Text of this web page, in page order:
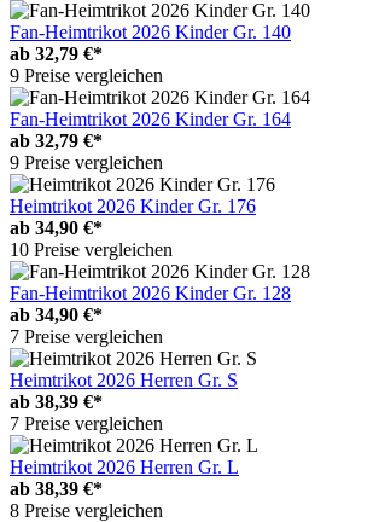
Fan-Heimtrikot 2026 Kinder Gr. 140
ab 32,79 €*
9 Preise vergleichen
Fan-Heimtrikot 2026 Kinder Gr. 164
ab 32,79 €*
9 Preise vergleichen
Heimtrikot 2026 Kinder Gr. 176
ab 34,90 €*
10 Preise vergleichen
Fan-Heimtrikot 2026 Kinder Gr. 128
ab 34,90 €*
7 Preise vergleichen
Heimtrikot 2026 Herren Gr. S
ab 38,39 €*
7 Preise vergleichen
Heimtrikot 2026 Herren Gr. L
ab 38,39 €*
8 Preise vergleichen